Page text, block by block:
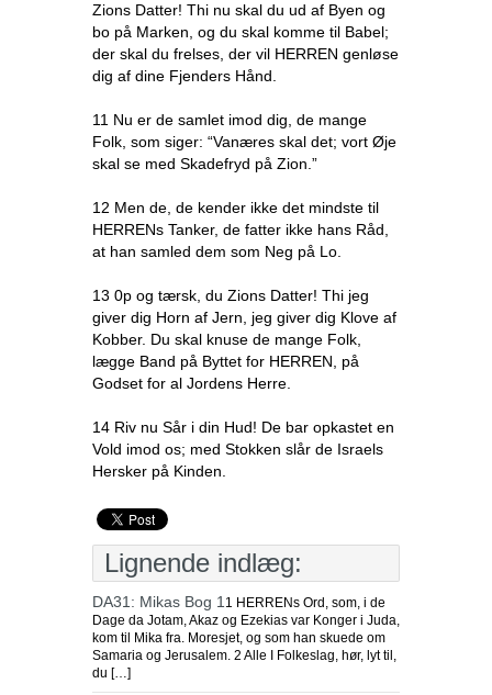
Zions Datter! Thi nu skal du ud af Byen og
bo på Marken, og du skal komme til Babel;
der skal du frelses, der vil HERREN genløse
dig af dine Fjenders Hånd.
11 Nu er de samlet imod dig, de mange
Folk, som siger: “Vanæres skal det; vort Øje
skal se med Skadefryd på Zion.”
12 Men de, de kender ikke det mindste til
HERRENs Tanker, de fatter ikke hans Råd,
at han samled dem som Neg på Lo.
13 0p og tærsk, du Zions Datter! Thi jeg
giver dig Horn af Jern, jeg giver dig Klove af
Kobber. Du skal knuse de mange Folk,
lægge Band på Byttet for HERREN, på
Godset for al Jordens Herre.
14 Riv nu Sår i din Hud! De bar opkastet en
Vold imod os; med Stokken slår de Israels
Hersker på Kinden.
Lignende indlæg:
DA31: Mikas Bog 1 1 HERRENs Ord, som, i de
Dage da Jotam, Akaz og Ezekias var Konger i Juda,
kom til Mika fra. Moresjet, og som han skuede om
Samaria og Jerusalem. 2 Alle I Folkeslag, hør, lyt til,
du […]